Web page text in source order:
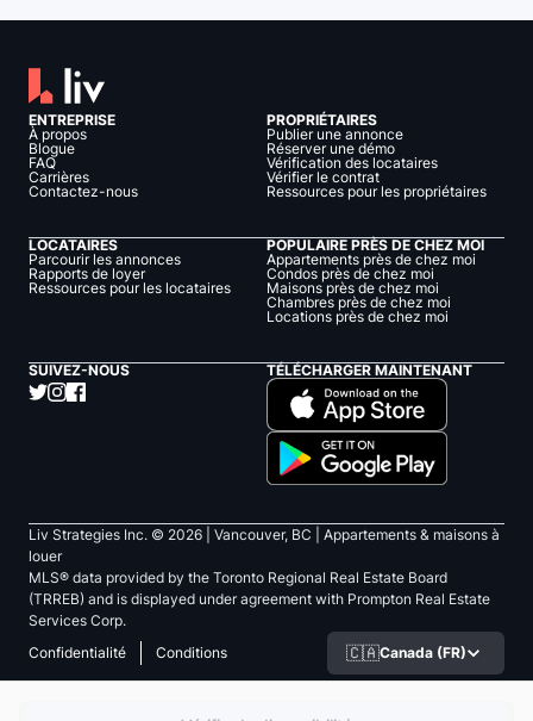
ENTREPRISE
À propos
Blogue
FAQ
Carrières
Contactez-nous
PROPRIÉTAIRES
Publier une annonce
Réserver une démo
Vérification des locataires
Vérifier le contrat
Ressources pour les propriétaires
LOCATAIRES
Parcourir les annonces
Rapports de loyer
Ressources pour les locataires
POPULAIRE PRÈS DE CHEZ MOI
Appartements près de chez moi
Condos près de chez moi
Maisons près de chez moi
Chambres près de chez moi
Locations près de chez moi
SUIVEZ-NOUS TÉLÉCHARGER MAINTENANT
Liv Strategies Inc. © 2026 | Vancouver, BC |
Appartements & maisons à
louer
MLS® data provided by the Toronto Regional Real Estate Board
(TRREB) and is displayed under agreement with Prompton Real Estate
Services Corp.
Confidentialité
Conditions 🇨🇦Canada (FR)